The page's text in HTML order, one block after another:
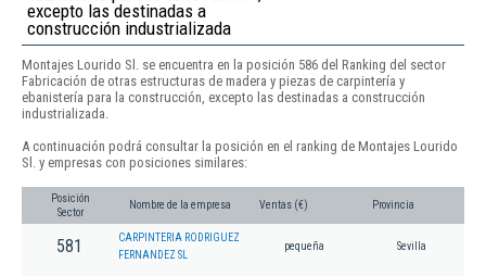
excepto las destinadas a
construcción industrializada
Montajes Lourido Sl. se encuentra en la posición 586 del Ranking del sector
Fabricación de otras estructuras de madera y piezas de carpintería y
ebanistería para la construcción, excepto las destinadas a construcción
industrializada.
A continuación podrá consultar la posición en el ranking de Montajes Lourido
Sl. y empresas con posiciones similares:
Posición
Sector
Nombre de la empresa Ventas (€) Provincia
581
CARPINTERIA RODRIGUEZ
FERNANDEZ SL
pequeña Sevilla